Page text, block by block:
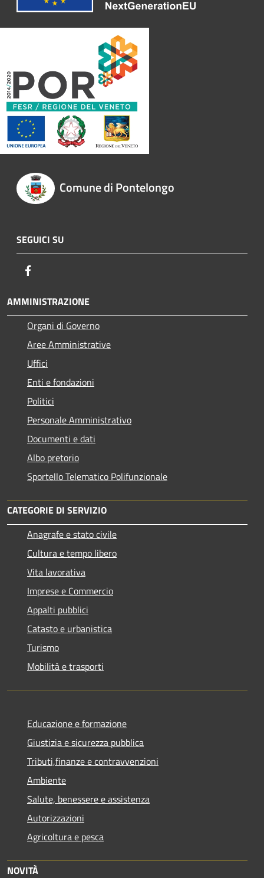
Comune di Pontelongo
SEGUICI SU
AMMINISTRAZIONE
Organi di Governo
Aree Amministrative
Uffici
Enti e fondazioni
Politici
Personale Amministrativo
Documenti e dati
Albo pretorio
Sportello Telematico Polifunzionale
CATEGORIE DI SERVIZIO
Anagrafe e stato civile
Cultura e tempo libero
Vita lavorativa
Imprese e Commercio
Appalti pubblici
Catasto e urbanistica
Turismo
Mobilità e trasporti
Educazione e formazione
Giustizia e sicurezza pubblica
Tributi,finanze e contravvenzioni
Ambiente
Salute, benessere e assistenza
Autorizzazioni
Agricoltura e pesca
NOVITÀ